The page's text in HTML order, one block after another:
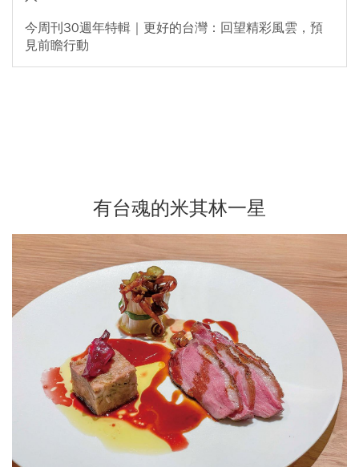
今周刊30週年特輯｜更好的台灣：回望精彩風雲，預
見前瞻行動
有台魂的米其林一星